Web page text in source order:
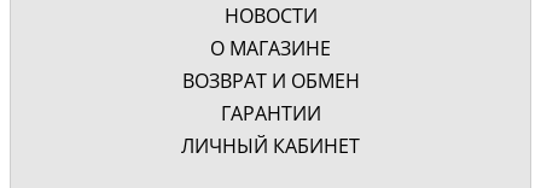
1
НОВОСТИ
О МАГАЗИНЕ
ВОЗВРАТ И ОБМЕН
ГАРАНТИИ
ЛИЧНЫЙ КАБИНЕТ